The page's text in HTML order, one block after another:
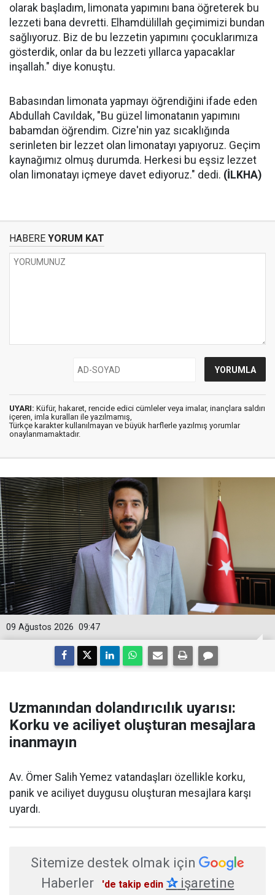
olarak başladım, limonata yapımını bana öğreterek bu
lezzeti bana devretti. Elhamdülillah geçimimizi bundan
sağlıyoruz. Biz de bu lezzetin yapımını çocuklarımıza
gösterdik, onlar da bu lezzeti yıllarca yapacaklar
inşallah." diye konuştu.
Babasından limonata yapmayı öğrendiğini ifade eden
Abdullah Cavıldak, "Bu güzel limonatanın yapımını
babamdan öğrendim. Cizre'nin yaz sıcaklığında
serinleten bir lezzet olan limonatayı yapıyoruz. Geçim
kaynağımız olmuş durumda. Herkesi bu eşsiz lezzet
olan limonatayı içmeye davet ediyoruz." dedi. (İLKHA)
HABERE YORUM KAT
UYARI: Küfür, hakaret, rencide edici cümleler veya imalar, inançlara saldırı
içeren, imla kuralları ile yazılmamış,
Türkçe karakter kullanılmayan ve büyük harflerle yazılmış yorumlar
onaylanmamaktadır.
09:47
09 Ağustos 2026
Uzmanından dolandırıcılık uyarısı:
Korku ve aciliyet oluşturan mesajlara
inanmayın
Av. Ömer Salih Yemez vatandaşları özellikle korku,
panik ve aciliyet duygusu oluşturan mesajlara karşı
uyardı.
Sitemize destek olmak için
Haberler
'de takip edin ✰işaretine